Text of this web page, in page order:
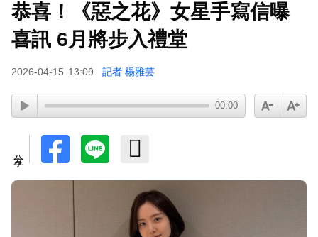
寬魚營收衰退 「點名王心凌、楊丞琳」網笑翻：
太誠實
下載東森App，隨時掌握天下大小事！
《半澤直樹》男星宣布再婚！迎新生命雙喜臨門
恭喜！《惡之花》女星手寫信曝
喜訊 6月將步入禮堂
2026-04-15 13:09 記者 楊雅芸
00:00